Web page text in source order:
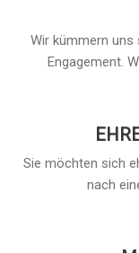
Wir kümmern uns
Engagement.
Sie möchten sich
nach